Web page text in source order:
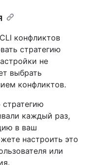
конфликтов
стратегию
не
выбрать
конфликтов.
каждый раз,
в ваш
настроить это
или